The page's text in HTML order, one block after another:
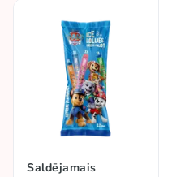
Saldējamais